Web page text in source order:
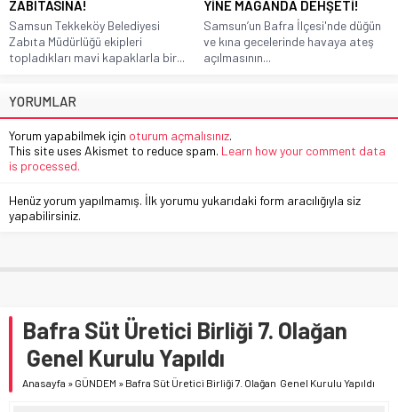
ZABITASINA!
Samsun Tekkeköy Belediyesi
Zabıta Müdürlüğü ekipleri
topladıkları mavi kapaklarla bir...
YİNE MAGANDA DEHŞETİ!
Samsun’un Bafra İlçesi'nde düğün
ve kına gecelerinde havaya ateş
açılmasının...
YORUMLAR
Yorum yapabilmek için oturum açmalısınız.
This site uses Akismet to reduce spam. Learn how your comment data
is processed.
Henüz yorum yapılmamış. İlk yorumu yukarıdaki form aracılığıyla siz
yapabilirsiniz.
Bafra Süt Üretici Birliği 7. Olağan
Genel Kurulu Yapıldı
Anasayfa » GÜNDEM » Bafra Süt Üretici Birliği 7. Olağan Genel Kurulu Yapıldı